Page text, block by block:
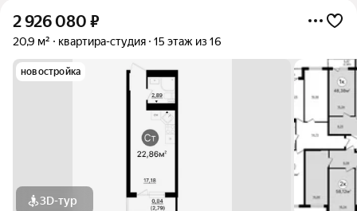
2 926 080 ₽
20,9 м² квартира-студия 15 этаж из 16
новостройка
3D-тур